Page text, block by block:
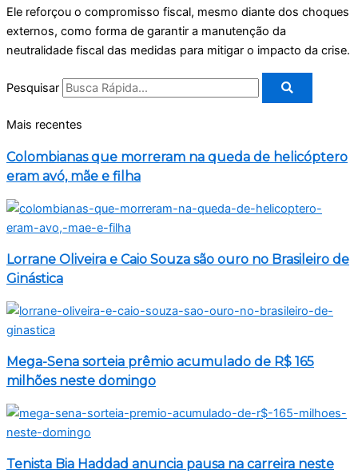
Ele reforçou o compromisso fiscal, mesmo diante dos choques
externos, como forma de garantir a manutenção da
neutralidade fiscal das medidas para mitigar o impacto da crise.
Pesquisar
Mais recentes
Colombianas que morreram na queda de helicóptero
eram avó, mãe e filha
Lorrane Oliveira e Caio Souza são ouro no Brasileiro de
Ginástica
Mega-Sena sorteia prêmio acumulado de R$ 165
milhões neste domingo
Tenista Bia Haddad anuncia pausa na carreira neste